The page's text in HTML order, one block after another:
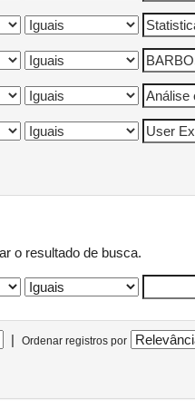
o resultado de busca.
| Ordenar registros por